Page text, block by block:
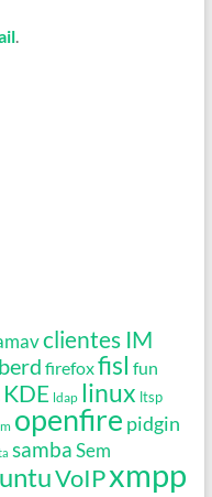
.
clientes IM
firefoxfisl fun
KDE ldap linux ltsp
openfire pidgin
samba Sem
VoIPxmpp